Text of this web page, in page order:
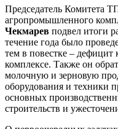
Председатель Комитета
агропромышленного
Чекмарев подвел итоги
течение года было
тем в повестке –
комплексе. Также он
молочную и зерновую
оборудования и техники
основных
строительств и